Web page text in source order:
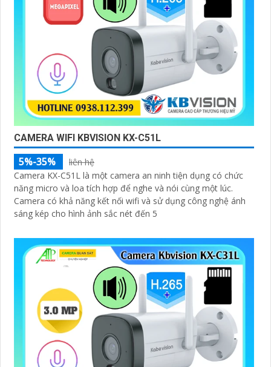
CAMERA WIFI KBVISION KX-C51L
5%-35%
liên hệ
Camera KX-C51L là một camera an ninh tiện dụng có chức
năng micro và loa tích hợp để nghe và nói cùng một lúc.
Camera có khả năng kết nối wifi và sử dụng công nghệ ánh
sáng kép cho hình ảnh sắc nét đến 5